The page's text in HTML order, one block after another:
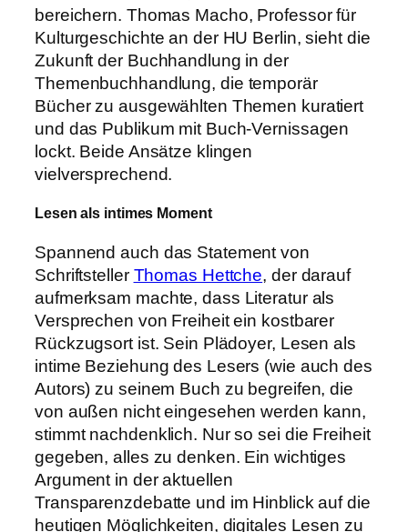
bereichern. Thomas Macho, Professor für
Kulturgeschichte an der HU Berlin, sieht die
Zukunft der Buchhandlung in der
Themenbuchhandlung, die temporär
Bücher zu ausgewählten Themen kuratiert
und das Publikum mit Buch-Vernissagen
lockt. Beide Ansätze klingen
vielversprechend.
Lesen als intimes Moment
Spannend auch das Statement von
Schriftsteller Thomas Hettche, der darauf
aufmerksam machte, dass Literatur als
Versprechen von Freiheit ein kostbarer
Rückzugsort ist. Sein Plädoyer, Lesen als
intime Beziehung des Lesers (wie auch des
Autors) zu seinem Buch zu begreifen, die
von außen nicht eingesehen werden kann,
stimmt nachdenklich. Nur so sei die Freiheit
gegeben, alles zu denken. Ein wichtiges
Argument in der aktuellen
Transparenzdebatte und im Hinblick auf die
heutigen Möglichkeiten, digitales Lesen zu